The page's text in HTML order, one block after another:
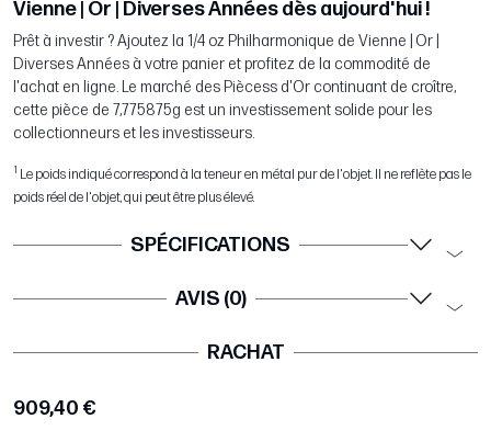
Vienne | Or | Diverses Années dès aujourd'hui !
Prêt à investir ? Ajoutez la 1/4 oz Philharmonique de Vienne | Or |
Diverses Années à votre panier et profitez de la commodité de
l'achat en ligne. Le marché des Piècess d'Or continuant de croître,
cette pièce de 7,775875g est un investissement solide pour les
collectionneurs et les investisseurs.
1 Le poids indiqué correspond à la teneur en métal pur de l'objet. Il ne reflète pas le
poids réel de l'objet, qui peut être plus élevé.
SPÉCIFICATIONS
AVIS (0)
RACHAT
909,40 €